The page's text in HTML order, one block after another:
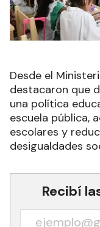
Desde el
destacaron que
una política
escuela pública,
escolares y
desigualdades
Recibí